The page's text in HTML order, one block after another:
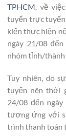
TPHCM , về
tuyển trực
kiến thực hiện
ngày 21/08
nhóm tỉnh/thành
Tuy nhiên, do
tuyến nên thời
24/08 đến
tương ứng với
trình thanh toán